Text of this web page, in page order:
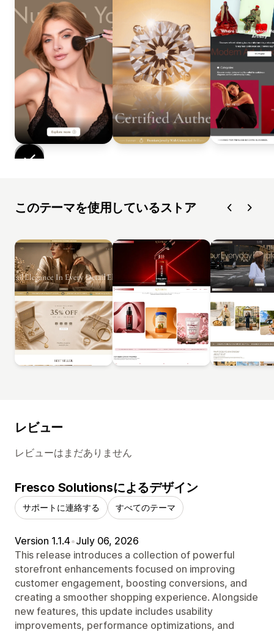
このテーマを使用しているストア
レビュー
レビューはまだありません
Fresco Solutionsによるデザイン
サポートに連絡する すべてのテーマ
Version 1.1.4•July 06, 2026
This release introduces a collection of powerful
storefront enhancements focused on improving
customer engagement, boosting conversions, and
creating a smoother shopping experience. Alongside
new features, this update includes usability
improvements, performance optimizations, and